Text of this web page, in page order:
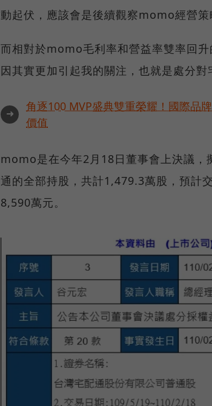
動起伏，應該會是後續觀察momo經營策
而相對於momo毛利率和營益率雙率回
因其實更加引起我的關注，也就是處分對
➜
角逐100 MVP盛典雙重榮耀！國際品
價值
momo是在今年2月18日董事會上決議，
通的全部持股，共計1,479.3萬股，預計
8,590萬元。